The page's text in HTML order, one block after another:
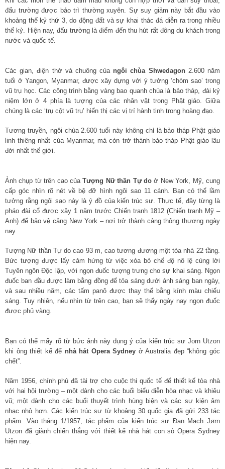
đấu trường được bảo trì thường xuyên. Sự suy giảm này bắt đầu vào
khoảng thế kỷ thứ 3, do động đất và sự khai thác đá diễn ra trong nhiều
thế kỷ. Hiện nay, đấu trường là điểm đến thu hút rất đông du khách trong
nước và quốc tế.
Các gian, điện thờ và chuông của ngôi chùa Shwedagon2.600 năm
tuổi ở Yangon, Myanmar, được xây dựng với ý tưởng ‘chòm sao’ trong
vũ trụ học. Các công trình bằng vàng bao quanh chùa là bảo tháp, đài kỷ
niệm lớn ở 4 phía là tượng của các nhân vật trong Phật giáo. Giữa
chúng là các ‘trụ cột vũ trụ’ hiển thị các vị trí hành tinh trong hoàng đạo.
Tương truyền, ngôi chùa 2.600 tuổi này không chỉ là bảo tháp Phật giáo
linh thiêng nhất của Myanmar, mà còn trở thành bảo tháp Phật giáo lâu
đời nhất thế giới.
Ảnh chụp từ trên cao củaTượng Nữ thần Tự doở New York, Mỹ, cung
cấp góc nhìn rõ nét về bệ đỡ hình ngôi sao 11 cánh. Bạn có thể lầm
tưởng rằng ngôi sao này là ý đồ của kiến trúc sư. Thực tế, đây từng là
pháo đài cổ được xây 1 năm trước Chiến tranh 1812 (Chiến tranh Mỹ –
Anh) để bảo vệ cảng New York – nơi trở thành cảng thông thương ngày
nay.
Tượng Nữ thần Tự do cao 93 m, cao tương đương một tòa nhà 22 tầng.
Bức tượng được lấy cảm hứng từ việc xóa bỏ chế độ nô lệ cùng lời
Tuyên ngôn Độc lập, với ngọn đuốc tượng trưng cho sự khai sáng. Ngọn
đuốc ban đầu được làm bằng đồng để tỏa sáng dưới ánh sáng ban ngày,
và sau nhiều năm, các tấm panô được thay thế bằng kính màu chiếu
sáng. Tuy nhiên, nếu nhìn từ trên cao, bạn sẽ thấy ngày nay ngọn đuốc
được phủ vàng.
Bạn có thể mấy rõ từ bức ảnh này dụng ý của kiến trúc sư Jorn Utzon
khi ông thiết kế để nhà hát Opera Sydney ở Australia đẹp “không góc
chết”.
Năm 1956, chính phủ đã tài trợ cho cuộc thi quốc tế để thiết kế tòa nhà
với hai hội trường – một dành cho các buổi biểu diễn hòa nhạc và khiêu
vũ; một dành cho các buổi thuyết trình hùng biện và các sự kiện âm
nhạc nhỏ hơn. Các kiến ​​trúc sư từ khoảng 30 quốc gia đã gửi 233 tác
phẩm. Vào tháng 1/1957, tác phẩm của kiến ​​trúc sư Đan Mạch Jørn
Utzon đã giành chiến thắng với thiết kế nhà hát con sò Opera Sydney
hiện nay.